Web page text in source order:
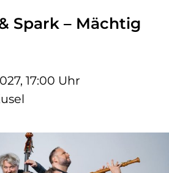
Spark – Mächtig
17:00 Uhr